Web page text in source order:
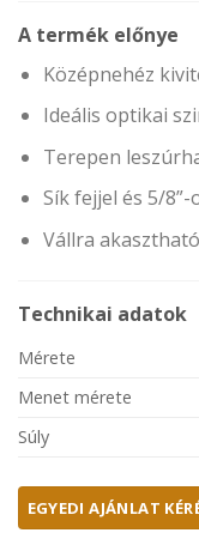
A termék előnye
Középnehéz
Ideális optikai
Terepen
Sík fejjel és 5/
Vállra
Technikai adatok
Mérete
Menet mérete
Súly